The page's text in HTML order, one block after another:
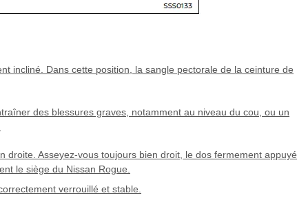
incliné. Dans cette position, la sangle pectorale de la ceinture de
des blessures graves, notamment au niveau du cou, ou un
Asseyez-vous toujours bien droit, le dos fermement appuyé
le siège du Nissan Rogue.
verrouillé et stable.